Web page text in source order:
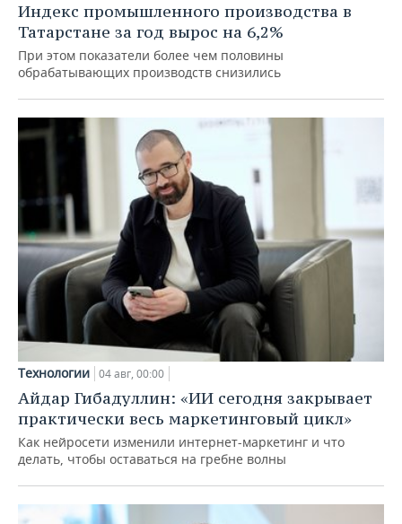
Индекс промышленного производства в
Татарстане за год вырос на 6,2%
При этом показатели более чем половины
обрабатывающих производств снизились
Технологии 04 авг, 00:00
Айдар Гибадуллин: «ИИ сегодня закрывает
практически весь маркетинговый цикл»
Как нейросети изменили интернет-маркетинг и что
делать, чтобы оставаться на гребне волны